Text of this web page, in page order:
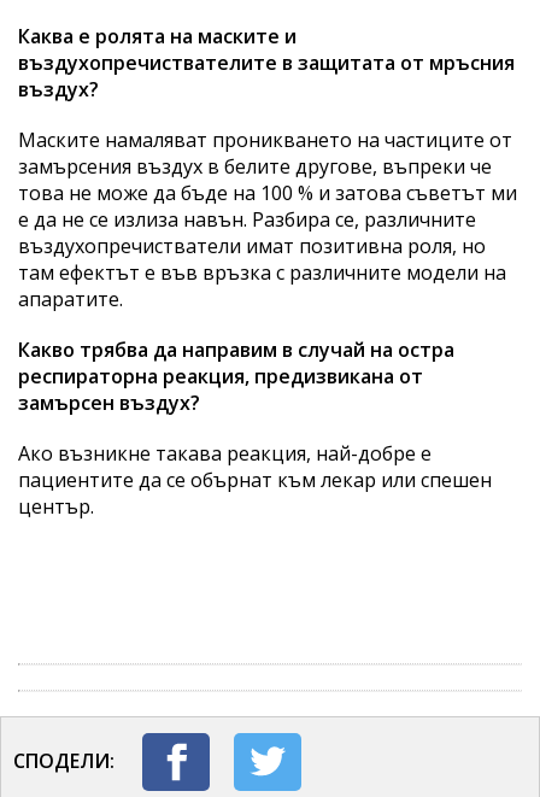
Каква е ролята на маските и
въздухопречиствателите в защитата от мръсния
въздух?
Маските намаляват проникването на частиците от
замърсения въздух в белите другове, въпреки че
това не може да бъде на 100 % и затова съветът ми
е да не се излиза навън. Разбира се, различните
въздухопречистватели имат позитивна роля, но
там ефектът е във връзка с различните модели на
апаратите.
Какво трябва да направим в случай на остра
респираторна реакция, предизвикана от
замърсен въздух?
Ако възникне такава реакция, най-добре е
пациентите да се обърнат към лекар или спешен
център.
СПОДЕЛИ: